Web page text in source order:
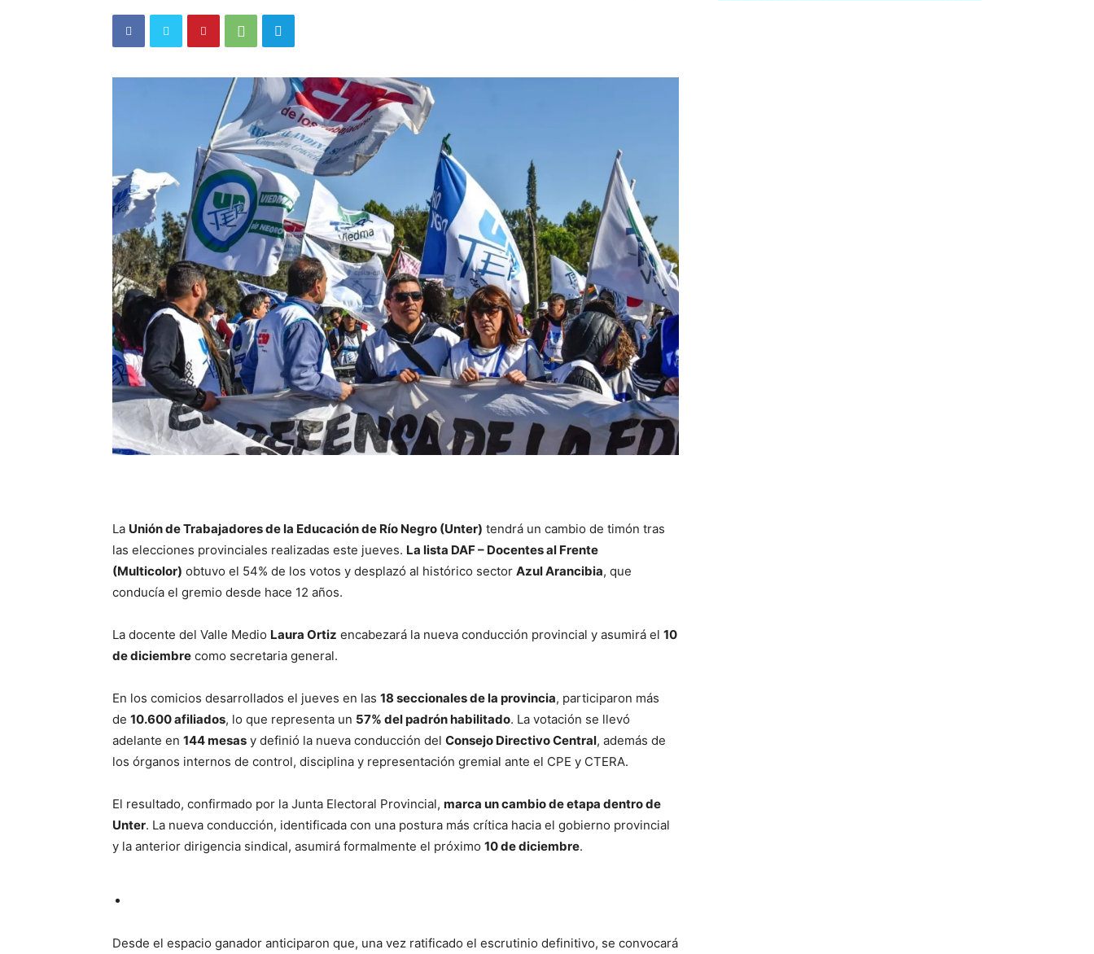
La Unión de Trabajadores de la Educación de Río Negro (Unter) tendrá un cambio de timón tras
las elecciones provinciales realizadas este jueves. La lista DAF – Docentes al Frente
(Multicolor) obtuvo el 54% de los votos y desplazó al histórico sector Azul Arancibia, que
conducía el gremio desde hace 12 años.
La docente del Valle Medio Laura Ortiz encabezará la nueva conducción provincial y asumirá el 10
de diciembre como secretaria general.
En los comicios desarrollados el jueves en las 18 seccionales de la provincia, participaron más
de 10.600 afiliados, lo que representa un 57% del padrón habilitado. La votación se llevó
adelante en 144 mesas y definió la nueva conducción del Consejo Directivo Central, además de
los órganos internos de control, disciplina y representación gremial ante el CPE y CTERA.
El resultado, confirmado por la Junta Electoral Provincial, marca un cambio de etapa dentro de
Unter. La nueva conducción, identificada con una postura más crítica hacia el gobierno provincial
y la anterior dirigencia sindical, asumirá formalmente el próximo 10 de diciembre.
Desde el espacio ganador anticiparon que, una vez ratificado el escrutinio definitivo, se convocará